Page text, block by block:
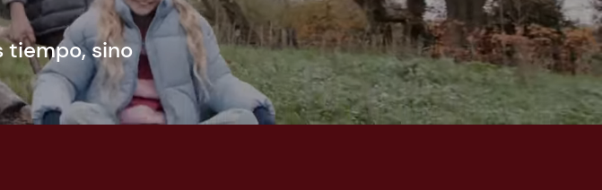
tiempo, sino